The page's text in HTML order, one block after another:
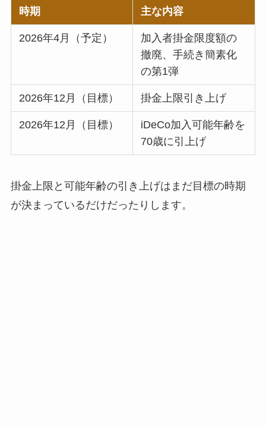
時期 主な内容
2026年4月（予定）
加入者掛金限度額の
撤廃、手続き簡素化
の第1弾
2026年12月（目標） 掛金上限引き上げ
2026年12月（目標）
iDeCo加入可能年齢を
70歳に引上げ
掛金上限と可能年齢の引き上げはまだ目標の時期
が決まっているだけだったりします。